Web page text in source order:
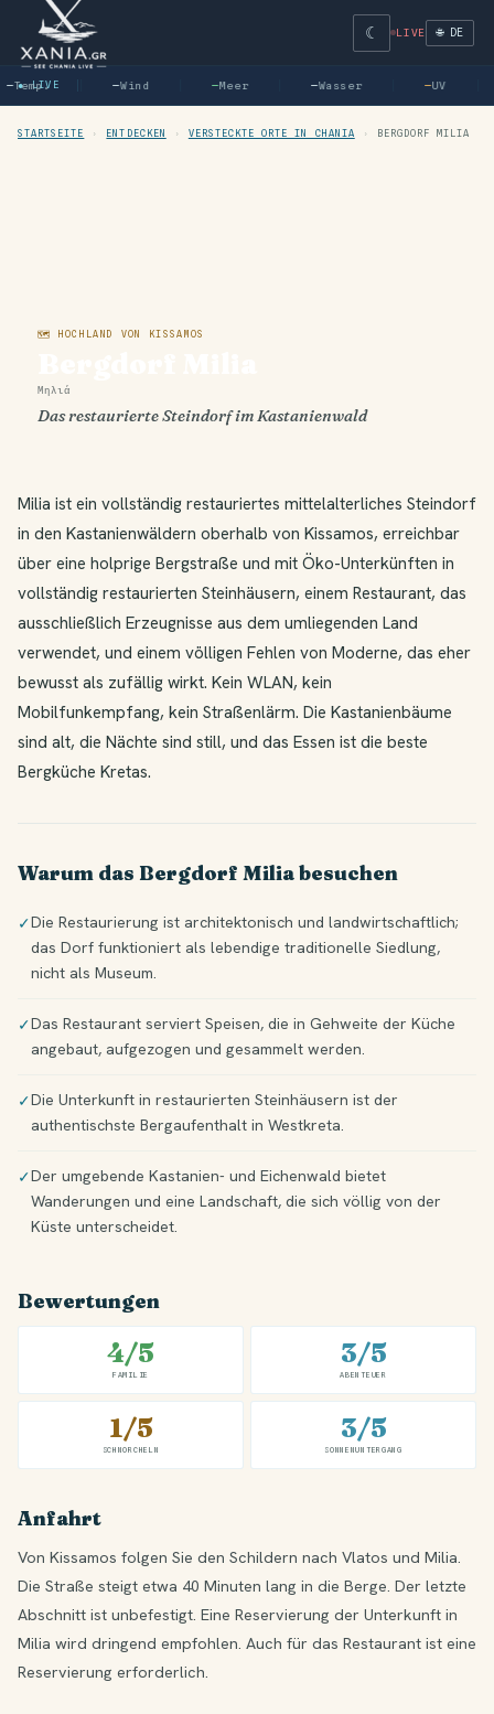
☾ LIVE 🌐 DE
● LIVE
—Temp. —Wind —Meer —Wasser —UV
STARTSEITE › ENTDECKEN › VERSTECKTE ORTE IN CHANIA › BERGDORF MILIA
🗺 HOCHLAND VON KISSAMOS
Μηλιά
Das restaurierte Steindorf im Kastanienwald
Milia ist ein vollständig restauriertes mittelalterliches Steindorf
in den Kastanienwäldern oberhalb von Kissamos, erreichbar
über eine holprige Bergstraße und mit Öko-Unterkünften in
vollständig restaurierten Steinhäusern, einem Restaurant, das
ausschließlich Erzeugnisse aus dem umliegenden Land
verwendet, und einem völligen Fehlen von Moderne, das eher
bewusst als zufällig wirkt. Kein WLAN, kein
Mobilfunkempfang, kein Straßenlärm. Die Kastanienbäume
sind alt, die Nächte sind still, und das Essen ist die beste
Bergküche Kretas.
Warum das Bergdorf Milia besuchen
✓Die Restaurierung ist architektonisch und landwirtschaftlich;
das Dorf funktioniert als lebendige traditionelle Siedlung,
nicht als Museum.
✓Das Restaurant serviert Speisen, die in Gehweite der Küche
angebaut, aufgezogen und gesammelt werden.
✓Die Unterkunft in restaurierten Steinhäusern ist der
authentischste Bergaufenthalt in Westkreta.
✓Der umgebende Kastanien- und Eichenwald bietet
Wanderungen und eine Landschaft, die sich völlig von der
Küste unterscheidet.
Bewertungen
4/5
FAMILIE
3/5
ABENTEUER
1/5
SCHNORCHELN
3/5
SONNENUNTERGANG
Anfahrt
Von Kissamos folgen Sie den Schildern nach Vlatos und Milia.
Die Straße steigt etwa 40 Minuten lang in die Berge. Der letzte
Abschnitt ist unbefestigt. Eine Reservierung der Unterkunft in
Milia wird dringend empfohlen. Auch für das Restaurant ist eine
Reservierung erforderlich.